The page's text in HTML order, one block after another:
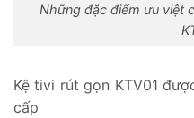
Những đặc điểm ưu việt
Kệ tivi rút gọn KTV01
cấp